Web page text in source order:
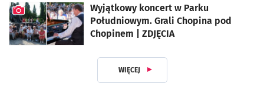
Wyjątkowy koncert w Parku
Południowym. Grali Chopina pod
Chopinem | ZDJĘCIA
WIĘCEJ Z DZIAŁU KULTURA I ROZRYWKA